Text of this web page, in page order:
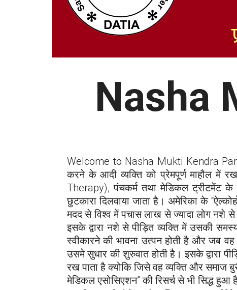
Nasha
Welcome to Nasha Mukti Kendra
करने के आदी व्यक्ति को प्रेमपूर्ण माहौल में
Therapy), पंचकर्म तथा मेडिकल ट्रीटमेंट
छुटकारा दिलवाया जाता है। अमेरिका के
मदद से विश्व में पचास लाख से ज्यादा लोग नशे
इसके द्वारा नशे से पीड़ित व्यक्ति में उसकी
स्वीकारने की भावना उत्पन होती है और जब
उसमे सुधार की शुरुवात होती है। इसके द्वारा
रख पाता है क्योकि जिसे वह व्यक्ति और समाज
मेडिकल एसोसिएशन” की रिसर्च से भी सिद्ध हुआ